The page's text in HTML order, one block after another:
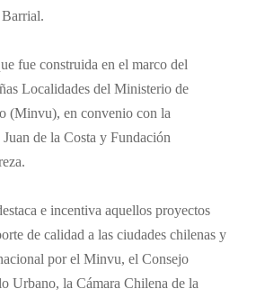
fue construida en el marco del
Localidades del Ministerio de
(Minvu), en convenio con la
de la Costa y Fundación
e incentiva aquellos proyectos
de calidad a las ciudades chilenas y
por el Minvu, el Consejo
Urbano, la Cámara Chilena de la